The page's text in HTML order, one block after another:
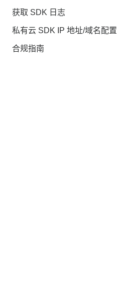
获取 SDK 日志
私有云 SDK IP 地址/域名配置
合规指南